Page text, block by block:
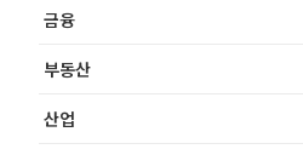
금융
부동산
산업